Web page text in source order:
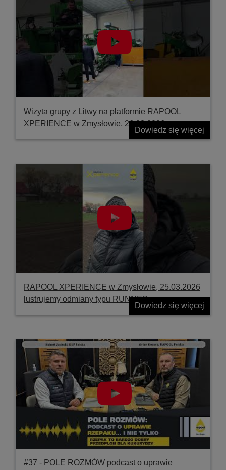
Wizyta grupy z Litwy na platformie RAPOOL
XPERIENCE w Zmysłowie, 26.03.2026
Dowiedz się więcej
RAPOOL XPERIENCE w Zmysłowie, 25.03.2026
lustrujemy odmiany typu RUNNER
Dowiedz się więcej
#37 ‐ POLE ROZMÓW podcast o uprawie